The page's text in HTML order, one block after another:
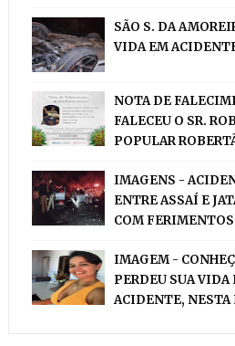
SÃO S. DA
VIDA EM
NOTA DE
FALECEU O SR.
POPULAR
IMAGENS -
ENTRE ASSAÍ E
COM FERIMENTOS
IMAGEM -
PERDEU SUA
ACIDENTE,